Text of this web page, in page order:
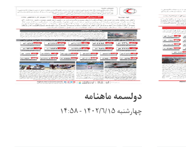
دولسمه ماهنامه
چهارشنبه ۱۴۰۲/۶/۱۵ - ۱۴:۵۸